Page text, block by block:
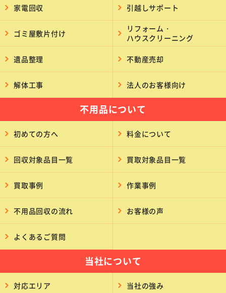
家電回収 引越しサポート
ゴミ屋敷片付け
リフォーム・
ハウスクリーニング
遺品整理 不動産売却
解体工事 法人のお客様向け
不用品について
初めての方へ 料金について
回収対象品目一覧 買取対象品目一覧
買取事例 作業事例
不用品回収の流れ お客様の声
よくあるご質問
当社について
対応エリア 当社の強み